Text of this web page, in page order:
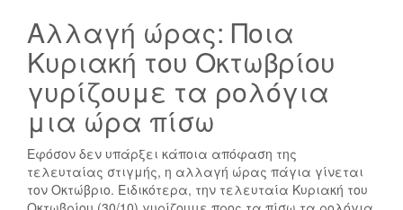
Αλλαγή ώρας: Ποια
Κυριακή του Οκτωβρίου
γυρίζουμε τα ρολόγια
μια ώρα πίσω
Εφόσον δεν υπάρξει κάποια απόφαση της
τελευταίας στιγμής, η αλλαγή ώρας πάγια γίνεται
τον Οκτώβριο. Ειδικότερα, την τελευταία Κυριακή του